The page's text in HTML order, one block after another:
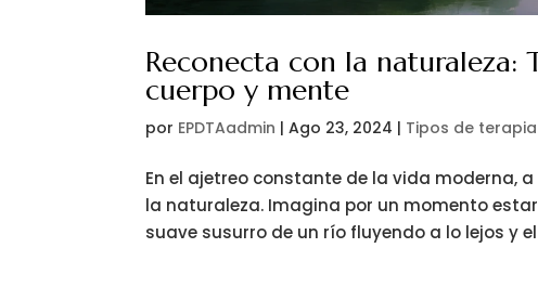
Reconecta con la naturaleza:
cuerpo y mente
por EPDTAadmin |Ago 23, 2024 | Tipos de terapia
En el ajetreo constante de la vida moderna,
la naturaleza. Imagina por un momento
suave susurro de un río fluyendo a lo lejos y